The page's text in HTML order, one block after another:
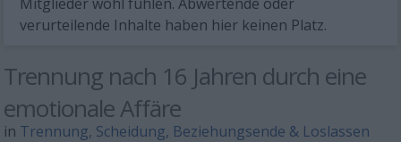
verurteilende Inhalte haben hier keinen Platz.
Trennung nach 16 Jahren durch eine
emotionale Affäre
in Trennung, Scheidung, Beziehungsende & Loslassen